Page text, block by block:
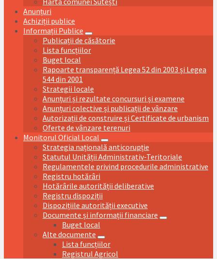
Anunțuri
Achiziții publice
Informații Publice
Publicații de căsătorie
Lista funcțiilor
Buget local
Rapoarte transparență Legea 52 din 2003 și Legea
544 din 2001
Strategii locale
Anunțuri și rezultate concursuri și examene
Anunțuri colective și publicații de vânzare
Autorizații de construire și Certificate de urbanism
Oferte de vânzare terenuri
Monitorul Oficial Local
Strategia națională anticorupție
Statutul Unității Administrativ-Teritoriale
Regulamentele privind procedurile administrative
Registru hotărâri
Hotărârile autorității deliberative
Registru dispoziții
Dispozițiile autorității executive
Documente și informații financiare
Buget local
Alte documente
Lista funcțiilor
Registrul Agricol